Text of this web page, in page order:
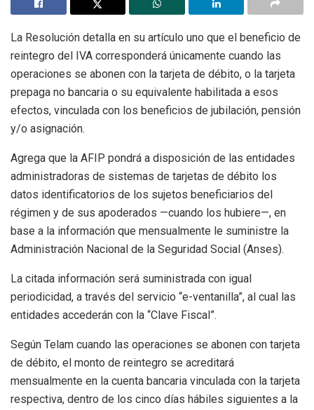
La Resolución detalla en su artículo uno que el beneficio de
reintegro del IVA corresponderá únicamente cuando las
operaciones se abonen con la tarjeta de débito, o la tarjeta
prepaga no bancaria o su equivalente habilitada a esos
efectos, vinculada con los beneficios de jubilación, pensión
y/o asignación.
Agrega que la AFIP pondrá a disposición de las entidades
administradoras de sistemas de tarjetas de débito los
datos identificatorios de los sujetos beneficiarios del
régimen y de sus apoderados —cuando los hubiere—, en
base a la información que mensualmente le suministre la
Administración Nacional de la Seguridad Social (Anses).
La citada información será suministrada con igual
periodicidad, a través del servicio “e-ventanilla”, al cual las
entidades accederán con la “Clave Fiscal”.
Según Telam cuando las operaciones se abonen con tarjeta
de débito, el monto de reintegro se acreditará
mensualmente en la cuenta bancaria vinculada con la tarjeta
respectiva, dentro de los cinco días hábiles siguientes a la